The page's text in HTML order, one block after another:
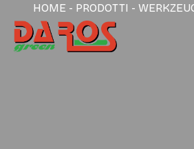
HOME - PRODOTTI -